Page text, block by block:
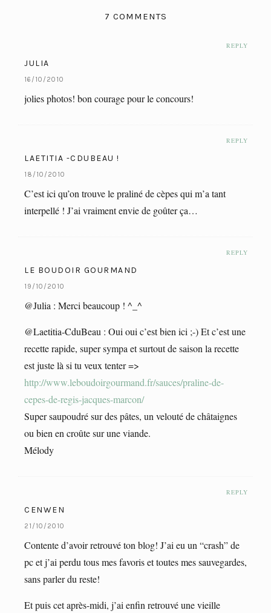
7 COMMENTS
REPLY
JULIA
16/10/2010
jolies photos! bon courage pour le concours!
REPLY
LAETITIA -CDUBEAU !
18/10/2010
C’est ici qu’on trouve le praliné de cèpes qui m’a tant
interpellé ! J’ai vraiment envie de goûter ça…
REPLY
LE BOUDOIR GOURMAND
19/10/2010
@Julia : Merci beaucoup ! ^_^
@Laetitia-CduBeau : Oui oui c’est bien ici ;-) Et c’est une
recette rapide, super sympa et surtout de saison la recette
est juste là si tu veux tenter =>
http://www.leboudoirgourmand.fr/sauces/praline-de-
cepes-de-regis-jacques-marcon/
Super saupoudré sur des pâtes, un velouté de châtaignes
ou bien en croûte sur une viande.
Mélody
REPLY
CENWEN
21/10/2010
Contente d’avoir retrouvé ton blog! J’ai eu un “crash” de
pc et j’ai perdu tous mes favoris et toutes mes sauvegardes,
sans parler du reste!
Et puis cet après-midi, j’ai enfin retrouvé une vieille